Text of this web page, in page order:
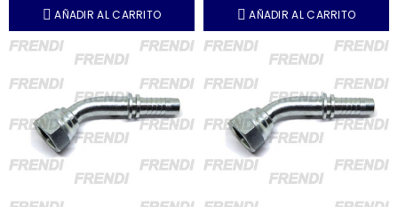
AÑADIR AL CARRITO AÑADIR AL CARRITO